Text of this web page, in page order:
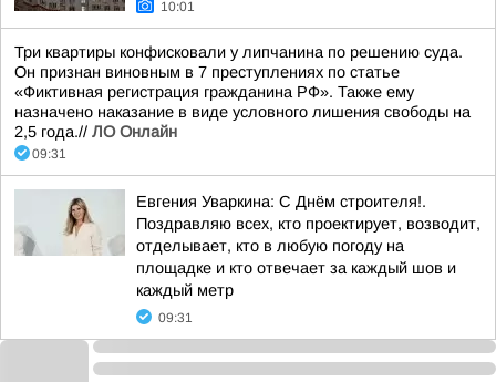
10:01
Три квартиры конфисковали у липчанина по решению суда.
Он признан виновным в 7 преступлениях по статье
«Фиктивная регистрация гражданина РФ». Также ему
назначено наказание в виде условного лишения свободы на
2,5 года.// ЛО Онлайн
09:31
Евгения Уваркина: С Днём строителя!.
Поздравляю всех, кто проектирует, возводит,
отделывает, кто в любую погоду на
площадке и кто отвечает за каждый шов и
каждый метр
09:31